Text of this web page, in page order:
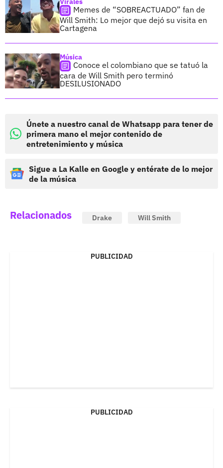
Memes de “SOBREACTUADO” fan de
Will Smith: Lo mejor que dejó su visita en
Cartagena
Música
Conoce el colombiano que se tatuó la
cara de Will Smith pero terminó
DESILUSIONADO
Únete a nuestro canal de Whatsapp para tener de
primera mano el mejor contenido de
entretenimiento y música
Sigue a La Kalle en Google y entérate de lo mejor
de la música
Relacionados Drake Will Smith
PUBLICIDAD
PUBLICIDAD